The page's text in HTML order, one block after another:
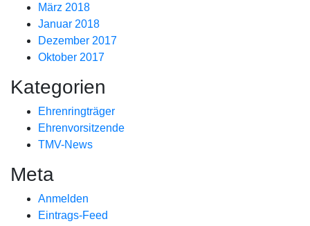
März 2018
Januar 2018
Dezember 2017
Oktober 2017
Kategorien
Ehrenringträger
Ehrenvorsitzende
TMV-News
Meta
Anmelden
Eintrags-Feed